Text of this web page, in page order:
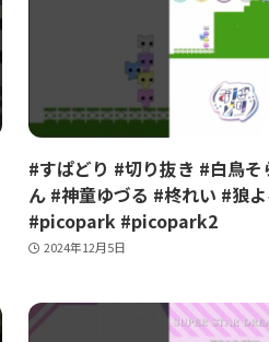
#すぱどり #切り抜き #白鳥
ん #神童ゆづる #柊れい #狼
#picopark #picopark2
2024年12月5日